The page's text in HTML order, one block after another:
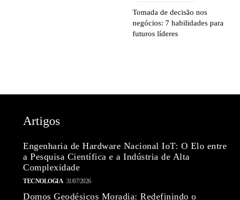
Tomada de decisão nos
negócios: 7 habilidades para
futuros líderes
Artigos
Engenharia de Hardware Nacional IoT: O Elo entre
a Pesquisa Científica e a Indústria de Alta
Complexidade
TECNOLOGIA 31/07/2026
Domos Geodésicos Moradia: Redefinindo o